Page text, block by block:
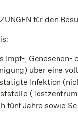
für den
Impf-, Genesenen-
über eine
Infektion
fünf Jahre sowie